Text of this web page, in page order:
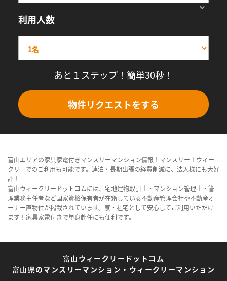
利用人数
あと１ステップ！簡単30秒！
物件リクエストをする
富山エリアの家具家電付きマンスリーマンション情報！マンスリー＋ウィー
クリーでのご利用も可能です。連泊・長期出張の経費削減に、法人様にも大好
評！
富山ウィークリードットコムには、宅地建物取引士・マンション管理士・管
理業務主任者など国家資格保有者が在籍している不動産管理会社や不動産オ
ーナー直物件が掲載されています。寮・社宅として安心してご利用いただけ
ます！家具家電付きで単身赴任にも便利です。
富山ウィークリードットコム
富山県のマンスリーマンション・ウィークリーマンション